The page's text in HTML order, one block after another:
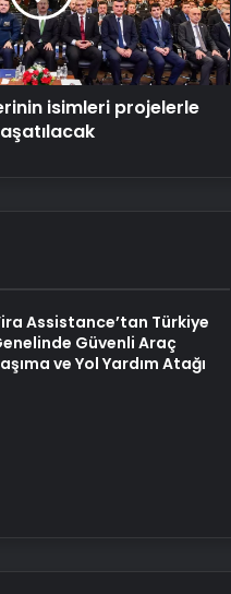
Üniversitesi’nden 2026 YKS
Çifte Güvence: Sabit
Kesintisiz Burs
İnternet Nedir ve Ev İnterneti
Avukatlık Bürosu ile
Sürecinde Doğru Avukatı
isimleri projelerle
Assistance’tan Türkiye
Güvenli Araç
ve Yol Yardım Atağı